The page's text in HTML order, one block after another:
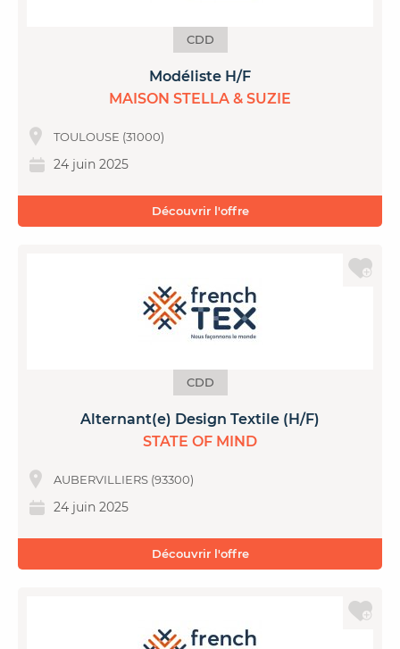
CDD
Modéliste H/F
MAISON STELLA & SUZIE
TOULOUSE (31000)
24 juin 2025
Découvrir l'offre
CDD
Alternant(e) Design Textile (H/F)
STATE OF MIND
AUBERVILLIERS (93300)
24 juin 2025
Découvrir l'offre